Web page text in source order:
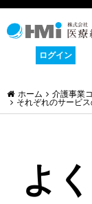
ログイン
ホーム 介護事業
それぞれのサービ
よ